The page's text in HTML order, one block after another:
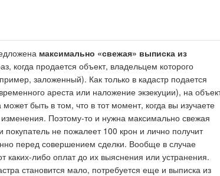
максимально «свежая» выписка из
когда продается объект, владельцем которого
заложенный). Как только в кадастр подается
ареста или наложение экзекуции), на
быть в том, что в тот момент, когда вы изучаете
Поэтому-то и нужна максимально свежая
не пожалеет 100 крон и лично получит
перед совершением сделки. Вообще в случае
каких-либо оплат до их выяснения или устранения.
становится мало, потребуется еще и выписка из